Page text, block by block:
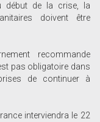
début de la crise, la
doivent être
recommande
pas obligatoire dans
de continuer à
interviendra le 22